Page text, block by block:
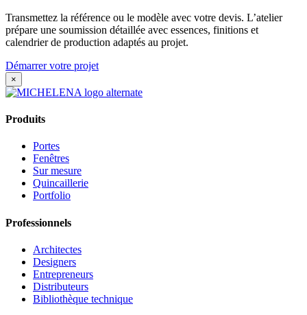
Transmettez la référence ou le modèle avec votre devis. L’atelier
prépare une soumission détaillée avec essences, finitions et
calendrier de production adaptés au projet.
Démarrer votre projet
×
Produits
Portes
Fenêtres
Sur mesure
Quincaillerie
Portfolio
Professionnels
Architectes
Designers
Entrepreneurs
Distributeurs
Bibliothèque technique